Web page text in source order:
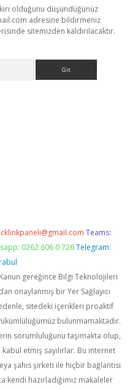
olduğunu düşündüğünüz
adresine bildirmeniz
sitemizden kaldırılacaktır.
Teams:
0262 606 0 726 Telegram:
Kanun gereğince Bilgi Teknolojileri
onaylanmış bir Yer Sağlayıcı
sitedeki içerikleri proaktif
bulunmamaktadır.
sorumluluğunu taşımakta olup,
etmiş sayılırlar. Bu internet
şahıs şirketi ile hiçbir bağlantısı
kendi hazırladığımız makaleler